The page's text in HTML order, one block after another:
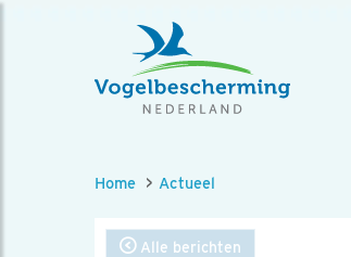
Home Actueel
Alle berichten